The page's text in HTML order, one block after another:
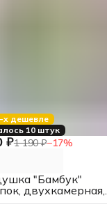
х дешевле
10 штук
₽1 190 ₽−17%
"Бамбук"
двухкамерная,